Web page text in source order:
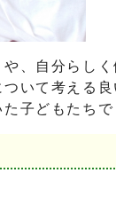
、自分らし
いて考える
子どもたちで